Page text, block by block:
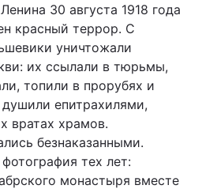
30 августа 1918 года
красный террор. С
уничтожали
их ссылали в тюрьмы,
топили в прорубях и
епитрахилями,
вратах храмов.
безнаказанными.
тех лет:
монастыря вместе